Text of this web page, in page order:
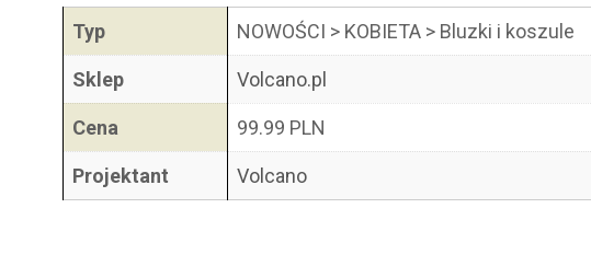
Typ NOWOŚCI > KOBIETA > Bluzki i koszule
Sklep Volcano.pl
Cena 99.99 PLN
Projektant Volcano